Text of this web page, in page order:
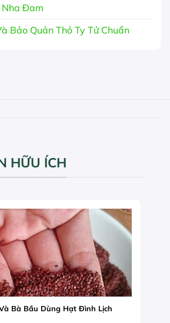
Đam
Bảo Quản Thỏ Ty Tử Chuẩn
HỮU ÍCH
Bà Bầu Dùng Hạt Đình Lịch